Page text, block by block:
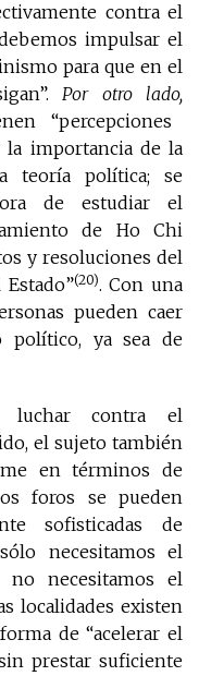
contra el
impulsar el
para que en el
Por otro lado,
“percepciones
importancia de la
teoría política; se
de estudiar el
de Ho Chi
y resoluciones del
(20). Con una
pueden caer
político, ya sea de
luchar contra el
el sujeto también
en términos de
foros se pueden
sofisticadas de
necesitamos el
necesitamos el
localidades existen
de “acelerar el
prestar suficiente